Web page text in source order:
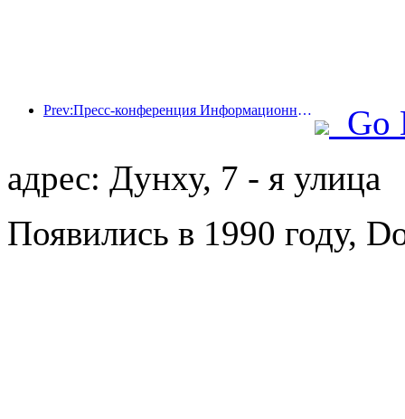
Prev:Пресс-конференция Информационного бюро Госсовета: доходы моей страны от трансграничных поездок увеличились на 42% в первой половине этого года
Go
адрес: Дунху, 7 - я улица
Появились в 1990 году,